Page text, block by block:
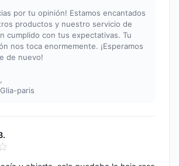
por tu opinión! Estamos encantados
productos y nuestro servicio de
cumplido con tus expectativas. Tu
nos toca enormemente. ¡Esperamos
de nuevo!
paris